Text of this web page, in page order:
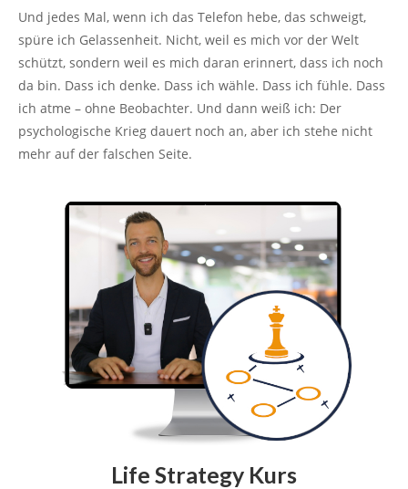
Und jedes Mal, wenn ich das Telefon hebe, das schweigt,
spüre ich Gelassenheit. Nicht, weil es mich vor der Welt
schützt, sondern weil es mich daran erinnert, dass ich noch
da bin. Dass ich denke. Dass ich wähle. Dass ich fühle. Dass
ich atme – ohne Beobachter. Und dann weiß ich: Der
psychologische Krieg dauert noch an, aber ich stehe nicht
mehr auf der falschen Seite.
Life Strategy Kurs